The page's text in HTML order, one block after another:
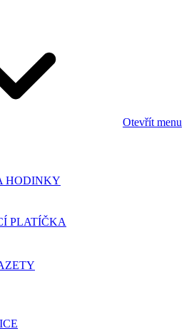
Otevřít menu
HODINKY
PLATÍČKA